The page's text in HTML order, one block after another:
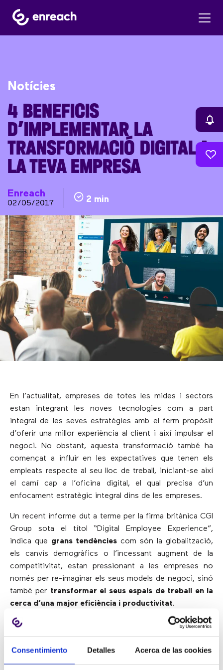
Consentimiento Detalles Acerca de las cookies
Notícies
4 BENEFICIS
D’IMPLEMENTAR LA
TRANSFORMACIÓ DIGITAL A
LA TEVA EMPRESA
Enreach
02/05/2017 2 min
En l’actualitat, empreses de totes les mides i sectors
estan integrant les noves tecnologies com a part
integral de les seves estratègies amb el ferm propòsit
d’oferir una millor experiència al client i així impulsar el
negoci. No obstant, aquesta transformació també ha
començat a influir en les expectatives que tenen els
empleats respecte al seu lloc de treball, iniciant-se així
el camí cap a l’oficina digital, el qual precisa d’un
enfocament estratègic integral dins de les empreses.
Un recent informe dut a terme per la firma britànica CGI
Group sota el títol “Digital Employee Experience”,
indica que grans tendències com són la globalització,
els canvis demogràfics o l’incessant augment de la
competitivitat, estan pressionant a les empreses no
només per re-imaginar els seus models de negoci, sinó
també per transformar el seus espais de treball en la
cerca d’una major eficiència i productivitat.
En aquest sentit, quatre són els
principals beneficis
un espai de treball digitalsón: